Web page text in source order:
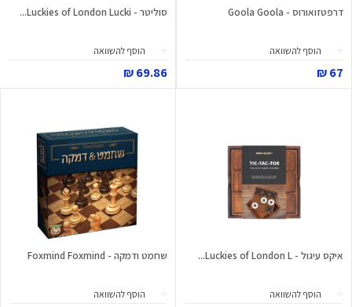
דרפטזואורוס - Goola Goola
הוסף להשוואה
67 ₪
סוליטר - Luckies of London Lucki...
הוסף להשוואה
69.86 ₪
איקס עיגול - Luckies of London L...
הוסף להשוואה
שחמט ודמקה - Foxmind Foxmind
הוסף להשוואה